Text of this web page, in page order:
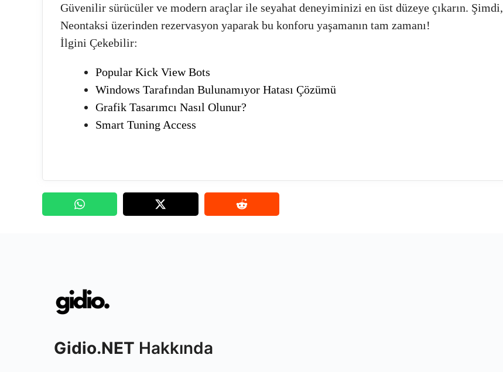
Güvenilir sürücüler ve modern araçlar ile seyahat deneyiminizi en üst düzeye çıkarın. Şimdi,
Neontaksi üzerinden rezervasyon yaparak bu konforu yaşamanın tam zamanı!
İlgini Çekebilir:
Popular Kick View Bots
Windows Tarafından Bulunamıyor Hatası Çözümü
Grafik Tasarımcı Nasıl Olunur?
Smart Tuning Access
Gidio.NET Hakkında